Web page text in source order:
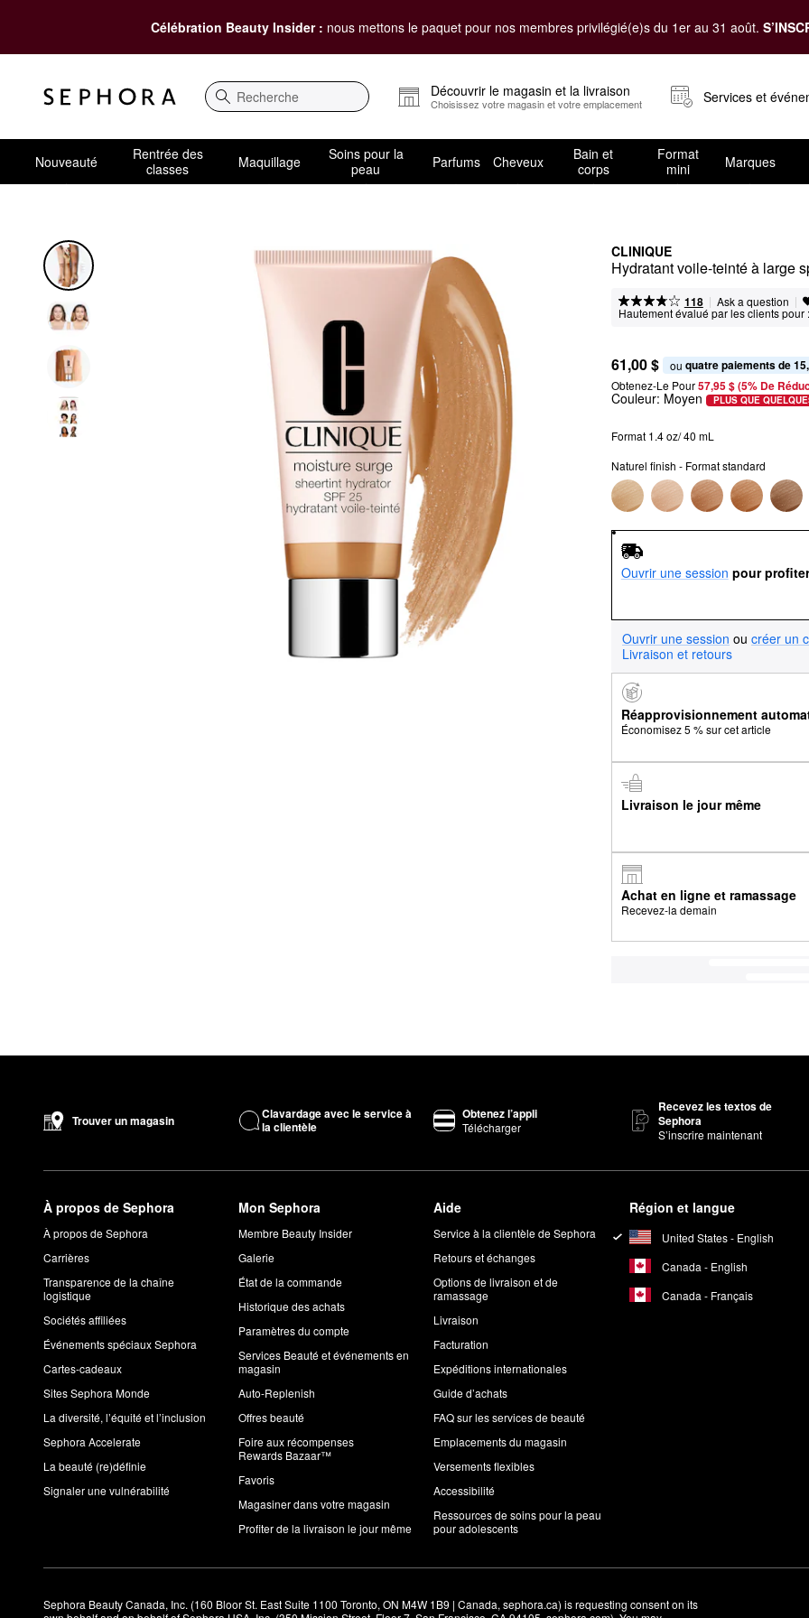
Célébration Beauty Insider : nous mettons le paquet pour nos membres privilégié(e)s du 1er au 31 août.
Recherche
Découvrir le magasin et la livraison
Choisissez votre magasin et votre emplacement Services et
Nouveauté
Rentrée des
classes
Maquillage
Soins pour la
peau
Parfums Cheveux
Bain et
corps
Format
mini
Marques
CLINIQUE
Hydratant voile-teinté à large
118 | Ask a question |
Hautement évalué par les clients pour :
61,00 $ ou quatre paiements de
Obtenez-Le Pour57,95 $ (5% De
Couleur: Moyen PLUS QUE
Format 1.4 oz/ 40 mL
Naturel finish - Format standard
Ouvrir une session pour
Ouvrir une session ou créer un
Livraison et retours
Réapprovisionnement
Économisez 5 % sur cet article
Livraison le jour même
Achat en ligne et ramassage
Recevez-la demain
Trouver un magasin
Clavardage avec le service à
la clientèle
Obtenez l’appli
Télécharger
Recevez les textos de
Sephora
S’inscrire maintenant
À propos de Sephora
À propos de Sephora
Carrières
Transparence de la chaîne
logistique
Sociétés affiliées
Événements spéciaux Sephora
Cartes-cadeaux
Sites Sephora Monde
La diversité, l’équité et l’inclusion
Sephora Accelerate
La beauté (re)définie
Signaler une vulnérabilité
Mon Sephora
Membre Beauty Insider
Galerie
État de la commande
Historique des achats
Paramètres du compte
Services Beauté et événements en
magasin
Auto-Replenish
Offres beauté
Foire aux récompenses
Rewards Bazaar™
Favoris
Magasiner dans votre magasin
Profiter de la livraison le jour même
Aide
Service à la clientèle de Sephora
Retours et échanges
Options de livraison et de
ramassage
Livraison
Facturation
Expéditions internationales
Guide d’achats
FAQ sur les services de beauté
Emplacements du magasin
Versements flexibles
Accessibilité
Ressources de soins pour la peau
pour adolescents
Région et langue
United States - English
Canada - English
Canada - Français
Sephora Beauty Canada, Inc. (160 Bloor St. East Suite 1100 Toronto, ON M4W 1B9 | Canada, sephora.ca) is requesting consent on its